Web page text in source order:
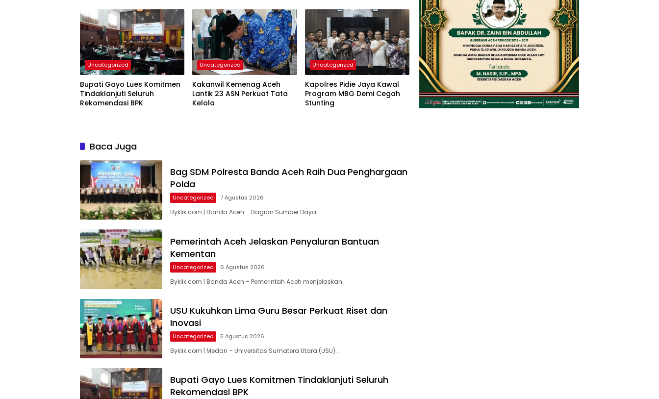
Uncategorized
Bupati Gayo Lues Komitmen
Tindaklanjuti Seluruh
Rekomendasi BPK
Uncategorized
Kakanwil Kemenag Aceh
Lantik 23 ASN Perkuat Tata
Kelola
Uncategorized
Kapolres Pidie Jaya Kawal
Program MBG Demi Cegah
Stunting
Baca Juga
Bag SDM Polresta Banda Aceh Raih Dua Penghargaan
Polda
Uncategorized 7 Agustus 2026
Byklik.com | Banda Aceh – Bagian Sumber Daya…
Pemerintah Aceh Jelaskan Penyaluran Bantuan
Kementan
Uncategorized 6 Agustus 2026
Byklik.com | Banda Aceh – Pemerintah Aceh menjelaskan…
USU Kukuhkan Lima Guru Besar Perkuat Riset dan
Inovasi
Uncategorized 5 Agustus 2026
Byklik.com | Medan – Universitas Sumatera Utara (USU)…
Bupati Gayo Lues Komitmen Tindaklanjuti Seluruh
Rekomendasi BPK